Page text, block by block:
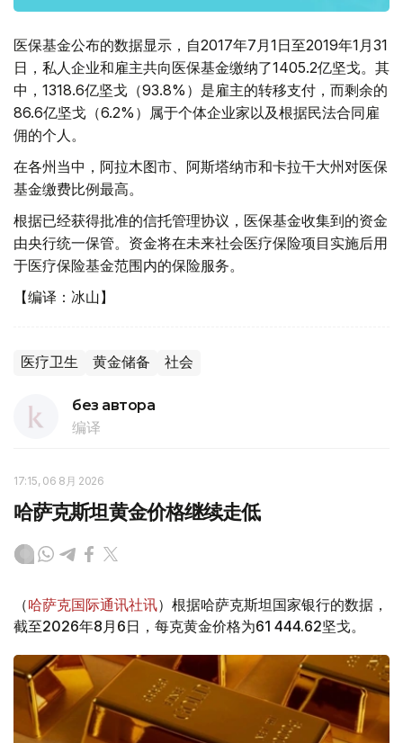
医保基金公布的数据显示，自2017年7月1日至2019年1月31
日，私人企业和雇主共向医保基金缴纳了1405.2亿坚戈。其
中，1318.6亿坚戈（93.8%）是雇主的转移支付，而剩余的
86.6亿坚戈（6.2%）属于个体企业家以及根据民法合同雇
佣的个人。
在各州当中，阿拉木图市、阿斯塔纳市和卡拉干大州对医保
基金缴费比例最高。
根据已经获得批准的信托管理协议，医保基金收集到的资金
由央行统一保管。资金将在未来社会医疗保险项目实施后用
于医疗保险基金范围内的保险服务。
【编译：冰山】
医疗卫生 黄金储备 社会
без автора
编译
17:15, 06 8月 2026
哈萨克斯坦黄金价格继续走低
（哈萨克国际通讯社讯）根据哈萨克斯坦国家银行的数据，
截至2026年8月6日，每克黄金价格为61 444.62坚戈。